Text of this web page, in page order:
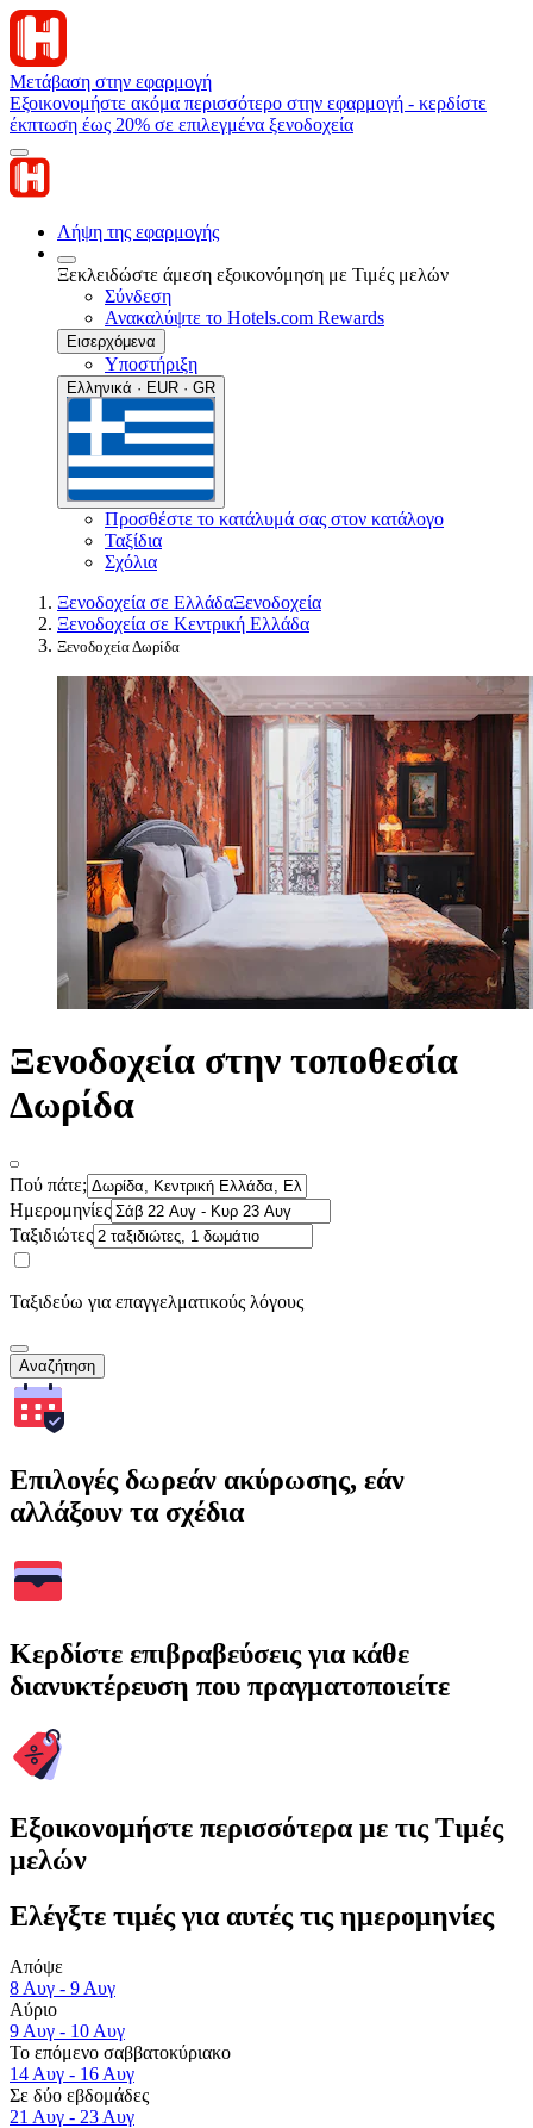
Μετάβαση στην εφαρμογή
Εξοικονομήστε ακόμα περισσότερο στην εφαρμογή - κερδίστε
έκπτωση έως 20% σε επιλεγμένα ξενοδοχεία
Λήψη της εφαρμογής
Ξεκλειδώστε άμεση εξοικονόμηση με Τιμές μελών
Σύνδεση
Ανακαλύψτε το Hotels.com Rewards
Εισερχόμενα
Υποστήριξη
Ελληνικά · EUR · GR
Προσθέστε το κατάλυμά σας στον κατάλογο
Ταξίδια
Σχόλια
Ξενοδοχεία σε ΕλλάδαΞενοδοχεία
Ξενοδοχεία σε Κεντρική Ελλάδα
Ξενοδοχεία Δωρίδα
Ξενοδοχεία στην τοποθεσία
Δωρίδα
Πού πάτε;
Ημερομηνίες
Ταξιδιώτες
Ταξιδεύω για επαγγελματικούς λόγους
Αναζήτηση
Επιλογές δωρεάν ακύρωσης, εάν
αλλάξουν τα σχέδια
Κερδίστε επιβραβεύσεις για κάθε
διανυκτέρευση που πραγματοποιείτε
Εξοικονομήστε περισσότερα με τις Τιμές
μελών
Ελέγξτε τιμές για αυτές τις ημερομηνίες
Απόψε
8 Αυγ - 9 Αυγ
Αύριο
9 Αυγ - 10 Αυγ
Το επόμενο σαββατοκύριακο
14 Αυγ - 16 Αυγ
Σε δύο εβδομάδες
21 Αυγ - 23 Αυγ